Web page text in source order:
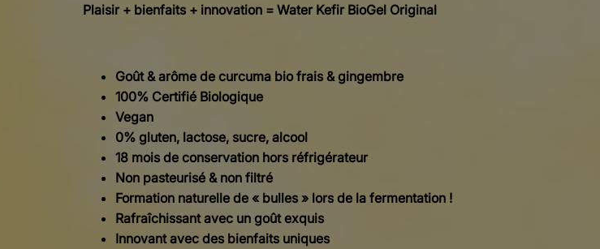
Plaisir + bienfaits + innovation = Water Kefir BioGel Original
Goût & arôme de curcuma bio frais & gingembre
100% Certifié Biologique
Vegan
0% gluten, lactose, sucre, alcool
18 mois de conservation hors réfrigérateur
Non pasteurisé & non filtré
Formation naturelle de « bulles » lors de la fermentation !
Rafraîchissant avec un goût exquis
Innovant avec des bienfaits uniques